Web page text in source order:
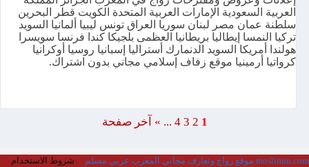
العربية السعودية الإمارات العربية المتحدة الكويت قطر البحرين
سلطنة عمان مصر لبنان سوريا العراق تونس ليبيا ألمانيا السويد
تركيا النمسا إيطاليا بريطانيا العظمى بلجيكا كندا فرنسا سويسرا
هولندا أمريكا السويد الدنمارك أستراليا إسبانيا روسيا أوكرانيا
كرواتيا أرمينيا موقع زفاف إسلامي مجاني بدون اشتراك.
1
2
3
4
...
» آخر صفحة
moslimin.com موقع زواج وتعارف مجاني المغرب عربي مسلم شروط الاستخدام